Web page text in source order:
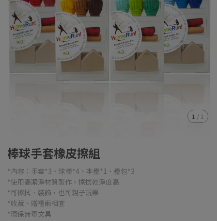
1 / 1
棒球手套橡皮擦組
*內容：手套*3、球棒*4、本壘*1、壘包*3
*使用高潔淨材質製作，擦拭乾淨度高
*可擦拭、裝飾，也可親子玩樂
*收藏、贈禮兩相宜
*環保無毒文具